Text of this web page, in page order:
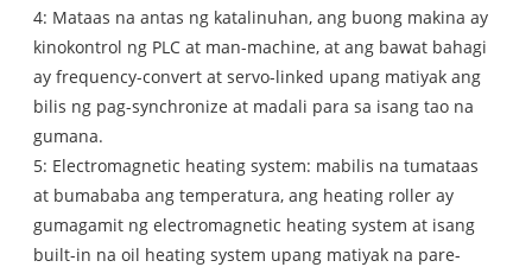
4: Mataas na antas ng katalinuhan, ang buong makina ay
kinokontrol ng PLC at man-machine, at ang bawat bahagi
ay frequency-convert at servo-linked upang matiyak ang
bilis ng pag-synchronize at madali para sa isang tao na
gumana.
5: Electromagnetic heating system: mabilis na tumataas
at bumababa ang temperatura, ang heating roller ay
gumagamit ng electromagnetic heating system at isang
built-in na oil heating system upang matiyak na pare-